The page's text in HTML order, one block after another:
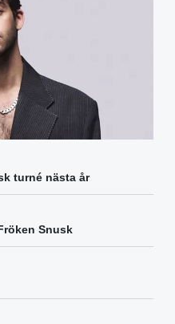
turné nästa år
Snusk